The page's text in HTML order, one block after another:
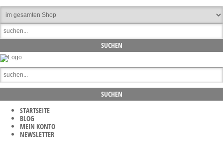
STARTSEITE
BLOG
MEIN KONTO
NEWSLETTER